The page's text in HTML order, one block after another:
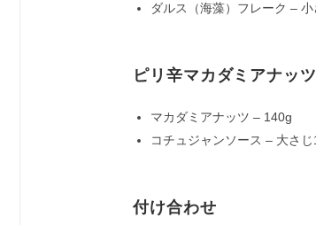
ダルス（海藻）フレーク – 小
ピリ辛マカダミアナッツ
マカダミアナッツ – 140g
コチュジャンソース – 大さじ
付け合わせ